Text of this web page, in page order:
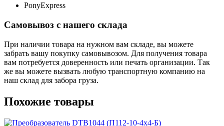
PonyExpress
Самовывоз с нашего склада
При наличии товара на нужном вам складе, вы можете
забрать вашу покупку самовывозом. Для получения товара
вам потребуется доверенность или печать организации. Так
же вы можете вызвать любую транспортную компанию на
наш склад для забора груза.
Похожие товары